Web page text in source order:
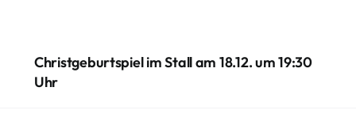
Christgeburtspiel im Stall am 18.12. um 19:30
Uhr